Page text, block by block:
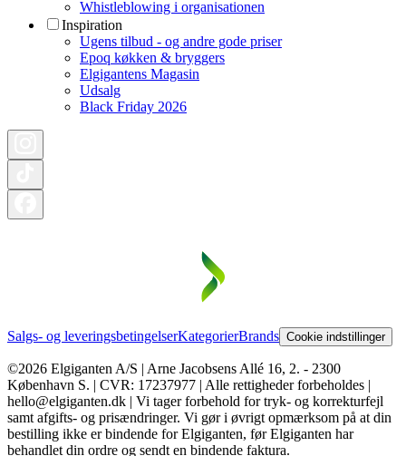
Whistleblowing i organisationen
Inspiration
Ugens tilbud - og andre gode priser
Epoq køkken & bryggers
Elgigantens Magasin
Udsalg
Black Friday 2026
Salgs- og leveringsbetingelserKategorierBrands Cookie indstillinger
©2026 Elgiganten A/S | Arne Jacobsens Allé 16, 2. - 2300
København S. | CVR: 17237977 | Alle rettigheder forbeholdes |
hello@elgiganten.dk | Vi tager forbehold for tryk- og korrekturfejl
samt afgifts- og prisændringer. Vi gør i øvrigt opmærksom på at din
bestilling ikke er bindende for Elgiganten, før Elgiganten har
behandlet din ordre og sendt en bindende faktura.